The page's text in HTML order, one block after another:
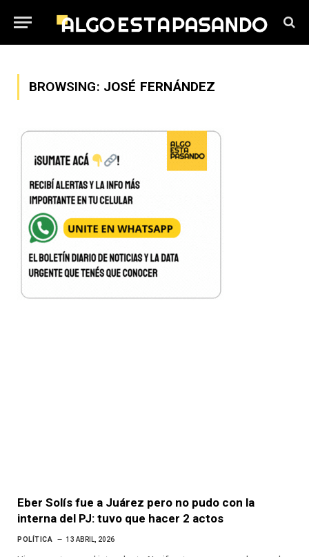
BROWSING: JOSÉ FERNÁNDEZ
Eber Solís fue a Juárez pero no pudo con la
interna del PJ: tuvo que hacer 2 actos
POLÍTICA 13 ABRIL, 2026